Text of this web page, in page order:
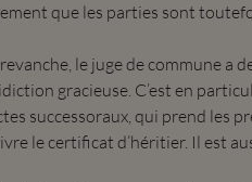
que les parties sont
le juge de commune a
gracieuse. C’est en
successoraux, qui prend les
le certificat d’héritier. Il est